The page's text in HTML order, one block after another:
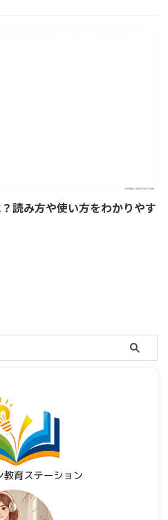
読み方や使い方をわかりやす